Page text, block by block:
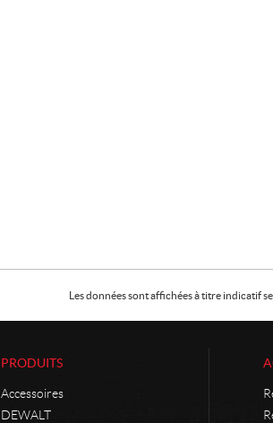
Les données sont affichées à titre indicatif
PRODUITS
Accessoires
DEWALT